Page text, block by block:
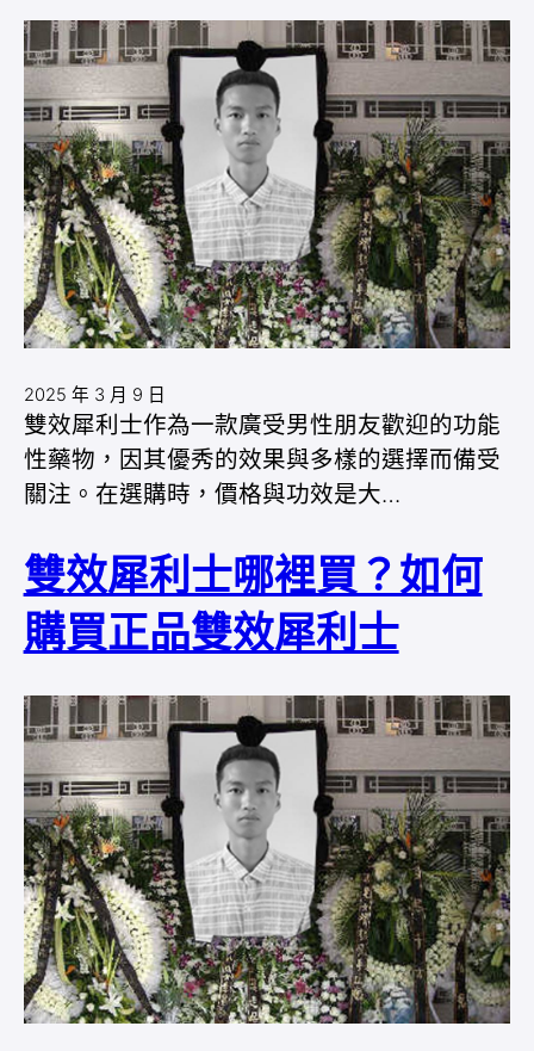
2025 年 3 月 9 日
雙效犀利士作為一款廣受男性朋友歡迎的功能
性藥物，因其優秀的效果與多樣的選擇而備受
關注。在選購時，價格與功效是大…
雙效犀利士哪裡買？如何
購買正品雙效犀利士